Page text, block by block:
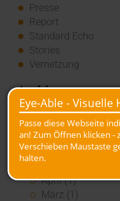
Presse
Report
Standard Echo
Stories
Vernetzung
Archiv
2026
Juli (4)
Juni (4)
April (1)
März (1)